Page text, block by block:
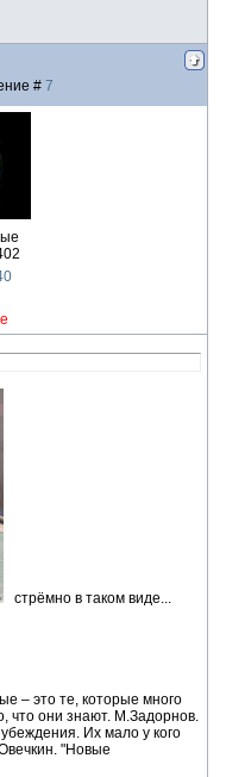
# 7
стрёмно в таком виде...
– это те, которые много
что они знают. М.Задорнов.
убеждения. Их мало у кого
"Новые